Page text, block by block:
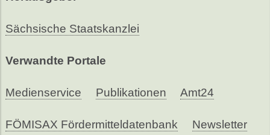
Sächsische Staatskanzlei
Verwandte Portale
Medienservice Publikationen Amt24
FÖMISAX Fördermitteldatenbank Newsletter